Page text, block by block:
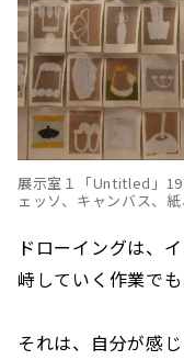
展示室１「Untitled」
ェッソ、キャンバス、
ドローイングは、
峙していく作業でも
それは、自分が感